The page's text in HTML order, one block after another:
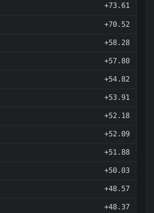
+73.61
+70.52
+58.28
+57.80
+54.82
+53.91
+52.18
+52.09
+51.88
+50.03
+48.57
+48.37